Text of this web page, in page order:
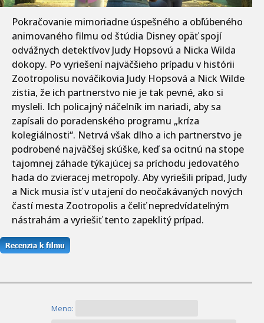
Pokračovanie mimoriadne úspešného a obľúbeného
animovaného filmu od štúdia Disney opäť spojí
odvážnych detektívov Judy Hopsovú a Nicka Wilda
dokopy. Po vyriešení najväčšieho prípadu v histórii
Zootropolisu nováčikovia Judy Hopsová a Nick Wilde
zistia, že ich partnerstvo nie je tak pevné, ako si
mysleli. Ich policajný náčelník im nariadi, aby sa
zapísali do poradenského programu „kríza
kolegiálnosti“. Netrvá však dlho a ich partnerstvo je
podrobené najväčšej skúške, keď sa ocitnú na stope
tajomnej záhade týkajúcej sa príchodu jedovatého
hada do zvieracej metropoly. Aby vyriešili prípad, Judy
a Nick musia ísť v utajení do neočakávaných nových
častí mesta Zootropolis a čeliť nepredvídateľným
nástrahám a vyriešiť tento zapeklitý prípad.
Meno: